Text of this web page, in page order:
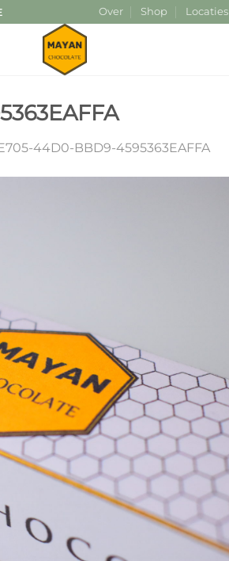
Over Shop Locaties
44D0-BBD9-4595363EAFFA